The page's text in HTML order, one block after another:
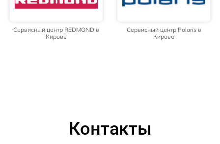
Сервисный центр REDMOND в
Кирове
Сервисный центр Polaris в
Кирове
Контакты